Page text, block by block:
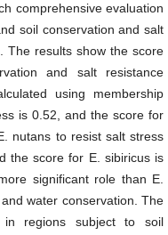
comprehensive evaluation
soil conservation and salt
The results show the score
and salt resistance
using membership
is 0.52, and the score for
nutans to resist salt stress
the score for E. sibiricus is
significant role than E.
water conservation. The
regions subject to soil